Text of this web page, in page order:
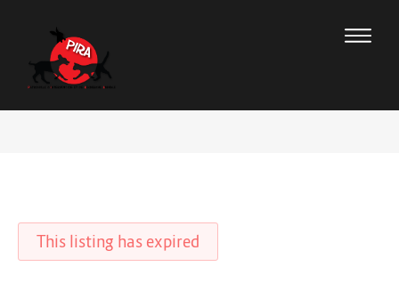
This listing has expired